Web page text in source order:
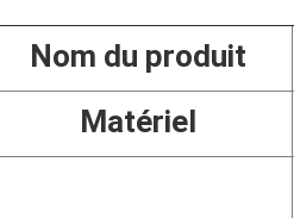
Nom du produit
Matériel